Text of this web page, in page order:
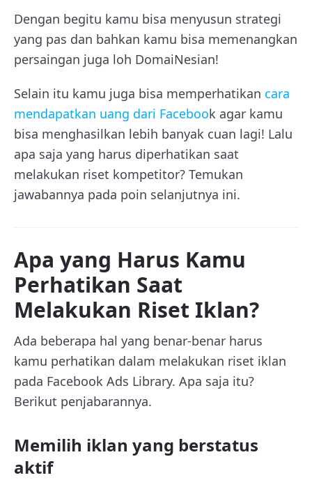
Dengan begitu kamu bisa menyusun strategi
yang pas dan bahkan kamu bisa memenangkan
persaingan juga loh DomaiNesian!
Selain itu kamu juga bisa memperhatikan cara
mendapatkan uang dari Facebook agar kamu
bisa menghasilkan lebih banyak cuan lagi! Lalu
apa saja yang harus diperhatikan saat
melakukan riset kompetitor? Temukan
jawabannya pada poin selanjutnya ini.
Apa yang Harus Kamu
Perhatikan Saat
Melakukan Riset Iklan?
Ada beberapa hal yang benar-benar harus
kamu perhatikan dalam melakukan riset iklan
pada Facebook Ads Library. Apa saja itu?
Berikut penjabarannya.
Memilih iklan yang berstatus
aktif